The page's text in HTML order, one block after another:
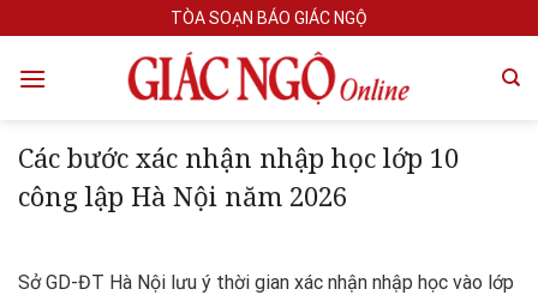
to
content
TÒA SOẠN BÁO GIÁC NGỘ
Các bước xác nhận nhập học lớp 10
công lập Hà Nội năm 2026
Sở GD-ĐT Hà Nội lưu ý thời gian xác nhận nhập học vào lớp